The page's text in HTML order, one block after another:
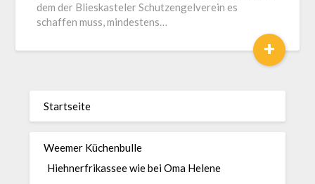
dem der Blieskasteler Schutzengelverein es
schaffen muss, mindestens…
+
Startseite
Weemer Küchenbulle
Hiehnerfrikassee wie bei Oma Helene